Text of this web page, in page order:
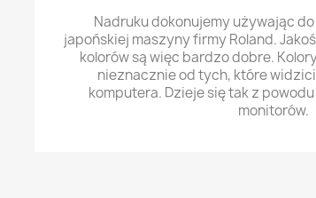
Nadruku dokonujemy używając
japońskiej maszyny firmy Roland.
kolorów są więc bardzo dobre.
nieznacznie od tych, które
komputera. Dzieje się tak z
monitorów.